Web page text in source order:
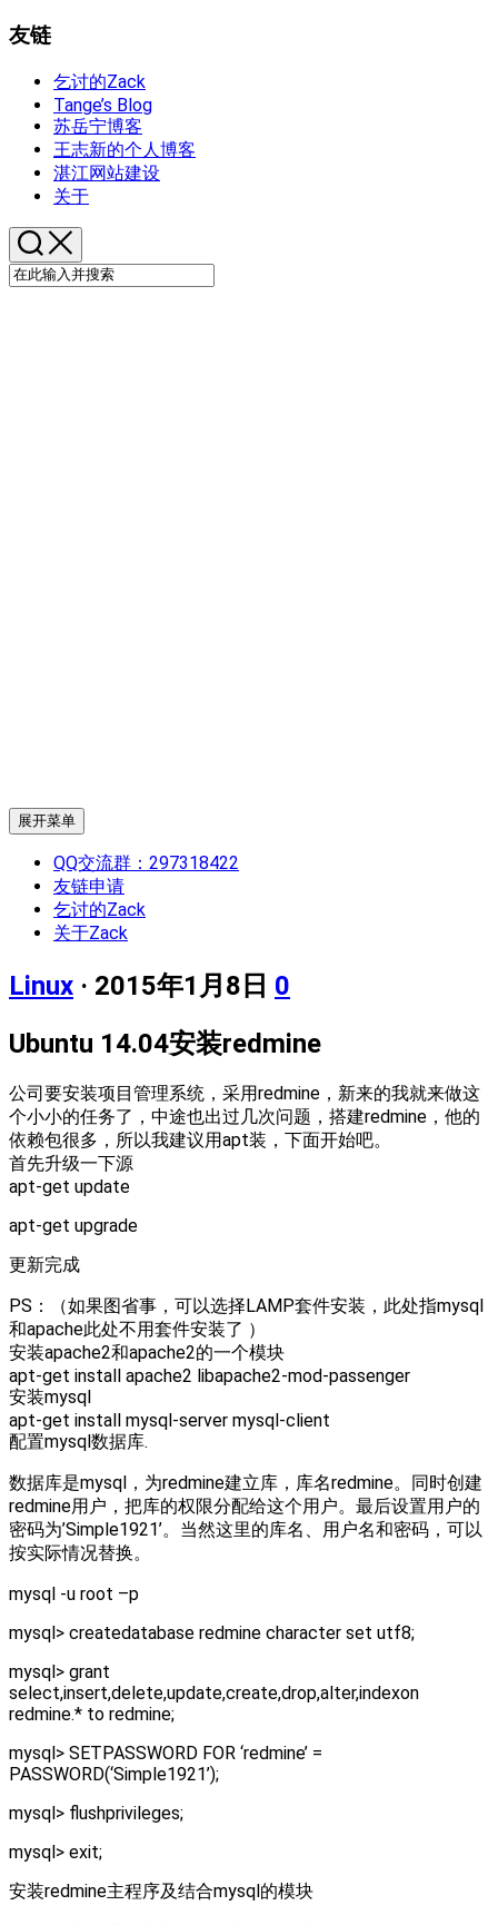
友链
乞讨的Zack
Tange’s Blog
苏岳宁博客
王志新的个人博客
湛江网站建设
关于
展开菜单
QQ交流群：297318422
友链申请
乞讨的Zack
关于Zack
Linux · 2015年1月8日 0
Ubuntu 14.04安装redmine
公司要安装项目管理系统，采用redmine，新来的我就来做这
个小小的任务了，中途也出过几次问题，搭建redmine，他的
依赖包很多，所以我建议用apt装，下面开始吧。
首先升级一下源
apt-get update
apt-get upgrade
更新完成
PS：（如果图省事，可以选择LAMP套件安装，此处指mysql
和apache此处不用套件安装了 ）
安装apache2和apache2的一个模块
apt-get install apache2 libapache2-mod-passenger
安装mysql
apt-get install mysql-server mysql-client
配置mysql数据库.
数据库是mysql，为redmine建立库，库名redmine。同时创建
redmine用户，把库的权限分配给这个用户。最后设置用户的
密码为’Simple1921’。当然这里的库名、用户名和密码，可以
按实际情况替换。
mysql -u root –p
mysql> createdatabase redmine character set utf8;
mysql> grant
select,insert,delete,update,create,drop,alter,indexon
redmine.* to redmine;
mysql> SETPASSWORD FOR ‘redmine’ =
PASSWORD(‘Simple1921’);
mysql> flushprivileges;
mysql> exit;
安装redmine主程序及结合mysql的模块